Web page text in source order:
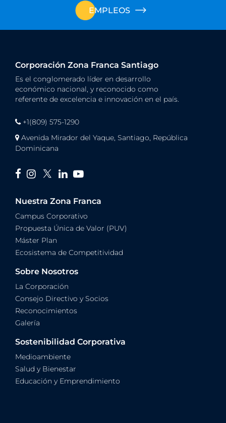
EMPLEOS
Corporación Zona Franca Santiago
Es el conglomerado líder en desarrollo
económico nacional, y reconocido como
referente de excelencia e innovación en el país.
+1(809) 575-1290
Avenida Mirador del Yaque, Santiago, República
Dominicana
Nuestra Zona Franca
Campus Corporativo
Propuesta Única de Valor (PUV)
Máster Plan
Ecosistema de Competitividad
Sobre Nosotros
La Corporación
Consejo Directivo y Socios
Reconocimientos
Galería
Sostenibilidad Corporativa
Medioambiente
Salud y Bienestar
Educación y Emprendimiento